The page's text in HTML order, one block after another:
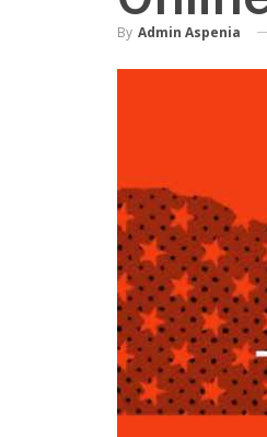
By Admin Aspenia